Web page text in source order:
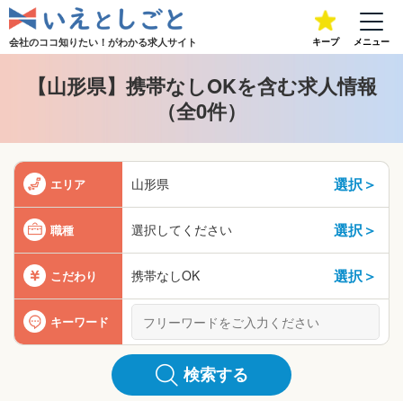
会社のココ知りたい！がわかる求人サイト キープ メニュー
【山形県】携帯なしOKを含む求人情報
（全0件）
エリア 山形県 選択＞
職種 選択してください 選択＞
こだわり 携帯なしOK 選択＞
キーワード
検索する